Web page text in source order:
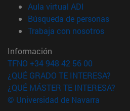
Aula virtual ADI
Búsqueda de personas(abre
Trabaja con nosotros(abre
Información
TFNO +34 948 42 56 00
¿QUÉ GRADO TE INTERESA?
¿QUÉ MÁSTER TE INTERESA?
© Universidad de Navarra